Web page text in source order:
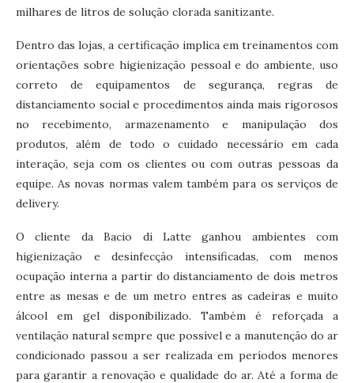
milhares de litros de solução clorada sanitizante.
Dentro das lojas, a certificação implica em treinamentos com
orientações sobre higienização pessoal e do ambiente, uso
correto de equipamentos de segurança, regras de
distanciamento social e procedimentos ainda mais rigorosos
no recebimento, armazenamento e manipulação dos
produtos, além de todo o cuidado necessário em cada
interação, seja com os clientes ou com outras pessoas da
equipe. As novas normas valem também para os serviços de
delivery.
O cliente da Bacio di Latte ganhou ambientes com
higienização e desinfecção intensificadas, com menos
ocupação interna a partir do distanciamento de dois metros
entre as mesas e de um metro entres as cadeiras e muito
álcool em gel disponibilizado. Também é reforçada a
ventilação natural sempre que possível e a manutenção do ar
condicionado passou a ser realizada em períodos menores
para garantir a renovação e qualidade do ar. Até a forma de